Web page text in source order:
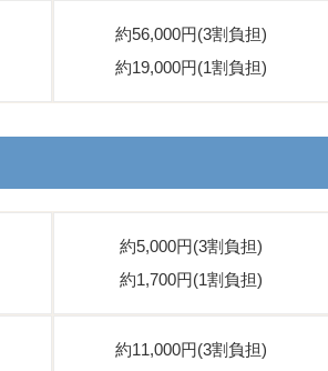
約56,000円(3割負担)
約19,000円(1割負担)
約5,000円(3割負担)
約1,700円(1割負担)
約11,000円(3割負担)